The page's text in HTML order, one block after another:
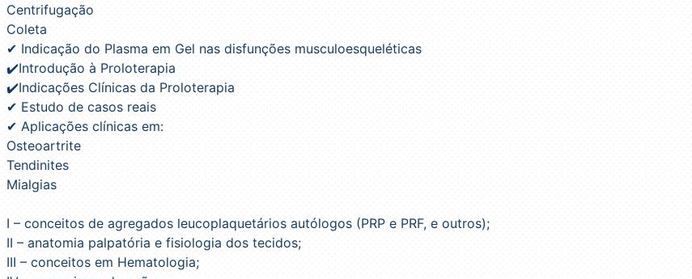
Centrifugação
Coleta
✔ Indicação do Plasma em Gel nas disfunções musculoesqueléticas
✔️Introdução à Proloterapia
✔️Indicações Clínicas da Proloterapia
✔ Estudo de casos reais
✔ Aplicações clínicas em:
Osteoartrite
Tendinites
Mialgias
I – conceitos de agregados leucoplaquetários autólogos (PRP e PRF, e outros);
II – anatomia palpatória e fisiologia dos tecidos;
III – conceitos em Hematologia;